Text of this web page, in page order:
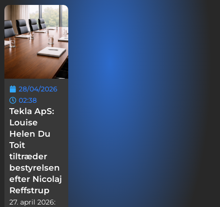
28/04/2026
02:38
Tekla ApS:
Louise
Helen Du
Toit
tiltræder
bestyrelsen
efter Nicolaj
Reffstrup
27. april 2026: